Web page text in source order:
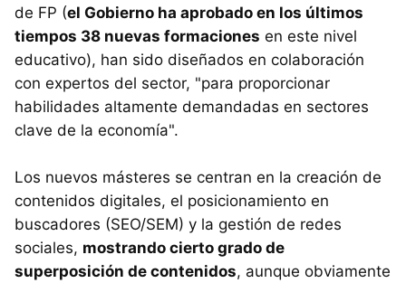
de FP (el Gobierno ha aprobado en los últimos
tiempos 38 nuevas formaciones en este nivel
educativo), han sido diseñados en colaboración
con expertos del sector, "para proporcionar
habilidades altamente demandadas en sectores
clave de la economía".
Los nuevos másteres se centran en la creación de
contenidos digitales, el posicionamiento en
buscadores (SEO/SEM) y la gestión de redes
sociales, mostrando cierto grado de
superposición de contenidos, aunque obviamente